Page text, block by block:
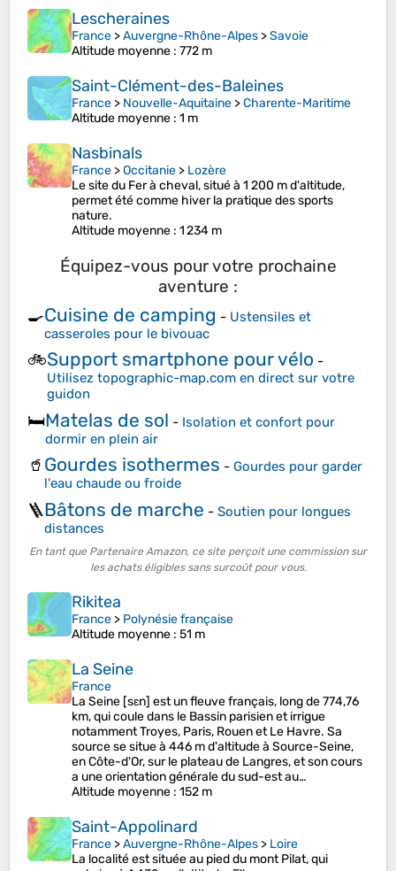
Lescheraines
France >Auvergne-Rhône-Alpes >Savoie
Altitude moyenne : 772 m
Saint-Clément-des-Baleines
France > Nouvelle-Aquitaine >Charente-Maritime
Altitude moyenne : 1 m
Nasbinals
France >Occitanie > Lozère
Le site du Fer à cheval, situé à 1 200 m d'altitude,
permet été comme hiver la pratique des sports
nature.
Altitude moyenne : 1 234 m
Équipez-vous pour votre prochaine
aventure :
🍳Cuisine de camping - Ustensiles et
casseroles pour le bivouac
🚲Support smartphone pour vélo -
Utilisez topographic-map.com en direct sur votre
guidon
🛏️Matelas de sol - Isolation et confort pour
dormir en plein air
🥤 Gourdes isothermes - Gourdes pour garder
l'eau chaude ou froide
🪜Bâtons de marche - Soutien pour longues
distances
En tant que Partenaire Amazon, ce site perçoit une commission sur
les achats éligibles sans surcoût pour vous.
Rikitea
France > Polynésie française
Altitude moyenne : 51 m
La Seine
France
La Seine [sɛn] est un fleuve français, long de 774,76
km, qui coule dans le Bassin parisien et irrigue
notamment Troyes, Paris, Rouen et Le Havre. Sa
source se situe à 446 m d'altitude à Source-Seine,
en Côte-d'Or, sur le plateau de Langres, et son cours
a une orientation générale du sud-est au…
Altitude moyenne : 152 m
Saint-Appolinard
France >Auvergne-Rhône-Alpes > Loire
La localité est située au pied du mont Pilat, qui